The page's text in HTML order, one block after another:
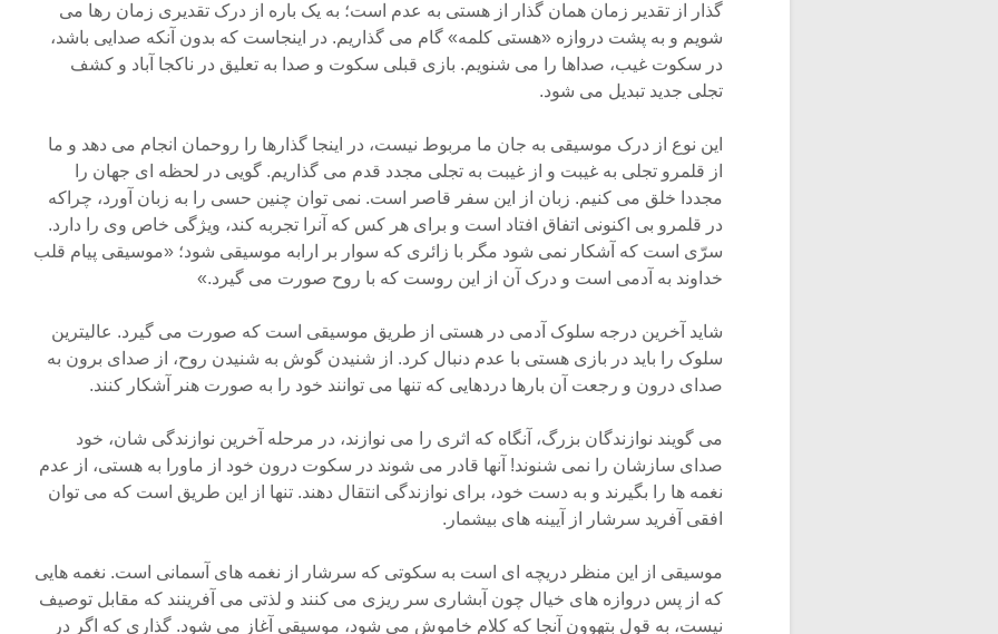
گذار از تقدیر زمان همان گذار از هستی به عدم است؛ به یک باره از درک تقدیری زمان رها می
شویم و به پشت دروازه «هستی کلمه» گام می گذاریم. در اینجاست که بدون آنکه صدایی باشد،
در سکوت غیب، صداها را می شنویم. بازی قبلی سکوت و صدا به تعلیق در ناکجا آباد و کشف
تجلی جدید تبدیل می شود.
این نوع از درک موسیقی به جان ما مربوط نیست، در اینجا گذارها را روحمان انجام می دهد و ما
از قلمرو تجلی به غیبت و از غیبت به تجلی مجدد قدم می گذاریم. گویی در لحظه ای جهان را
مجددا خلق می کنیم. زبان از این سفر قاصر است. نمی توان چنین حسی را به زبان آورد، چراکه
در قلمرو بی اکنونی اتفاق افتاد است و برای هر کس که آنرا تجربه کند، ویژگی خاص وی را دارد.
سرّی است که آشکار نمی شود مگر با زائری که سوار بر ارابه موسیقی شود؛ «موسیقی پیام قلب
خداوند به آدمی است و درک آن از این روست که با روح صورت می گیرد.»
شاید آخرین درجه سلوک آدمی در هستی از طریق موسیقی است که صورت می گیرد. عالیترین
سلوک را باید در بازی هستی با عدم دنبال کرد. از شنیدن گوش به شنیدن روح، از صدای برون به
صدای درون و رجعت آن بارها دردهایی که تنها می توانند خود را به صورت هنر آشکار کنند.
می گویند نوازندگان بزرگ، آنگاه که اثری را می نوازند، در مرحله آخرین نوازندگی شان، خود
صدای سازشان را نمی شنوند! آنها قادر می شوند در سکوت درون خود از ماورا به هستی، از عدم
نغمه ها را بگیرند و به دست خود، برای نوازندگی انتقال دهند. تنها از این طریق است که می توان
افقی آفرید سرشار از آیینه های بیشمار.
موسیقی از این منظر دریچه ای است به سکوتی که سرشار از نغمه های آسمانی است. نغمه هایی
که از پس دروازه های خیال چون آبشاری سر ریزی می کنند و لذتی می آفرینند که مقابل توصیف
نیست، به قول بتهوون آنجا که کلام خاموش می شود، موسیقی آغاز می شود. گذاری که اگر در